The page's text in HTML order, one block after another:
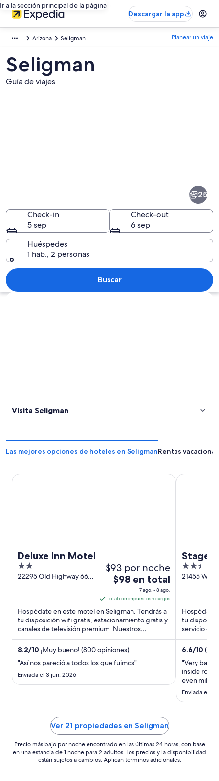
Ir a la sección principal de la página
Descargar la app
Arizona Seligman Planear un viaje
Seligman
Guía de viajes
Fachadas en la Ruta 66, un Jeep y
25
Check-in
5 sep
Check-out
6 sep
Huéspedes
1 hab., 2 personas
Buscar
Explorar mapa
Visita Seligman
Las mejores opciones de hoteles en SeligmanRentas
Deluxe Inn Motel
2
out
22295 Old Highway 66
$93 por noche
El
es
de
$98
en
total
por
noche
ago
$98 en total
7 ago. - 8 ago.
Total con impuestos y cargos
Hospédate en este motel en Seligman. Tendrás a
tu disposición wifi gratis, estacionamiento gratis y
canales de televisión premium. Nuestros
huéspedes destacan ...
8.2/10 ¡Muy bueno! (800 opiniones)
"Así nos pareció a todos los que fuimos"
Enviada el 3 jun. 2026
Deluxe Inn Motel
O
2.5
out
21455 W I-
Hospédate
tu
servicio de
cerca de ...
6.6/10
"Very bad.
inside
even milk
Enviada el 10
Ver 21 propiedades en Seligman
Precio más bajo por noche encontrado en las últimas 24 horas, con base
en una estancia de 1 noche para 2 adultos. Los precios y la disponibilidad
están sujetos a cambios. Aplican términos adicionales.